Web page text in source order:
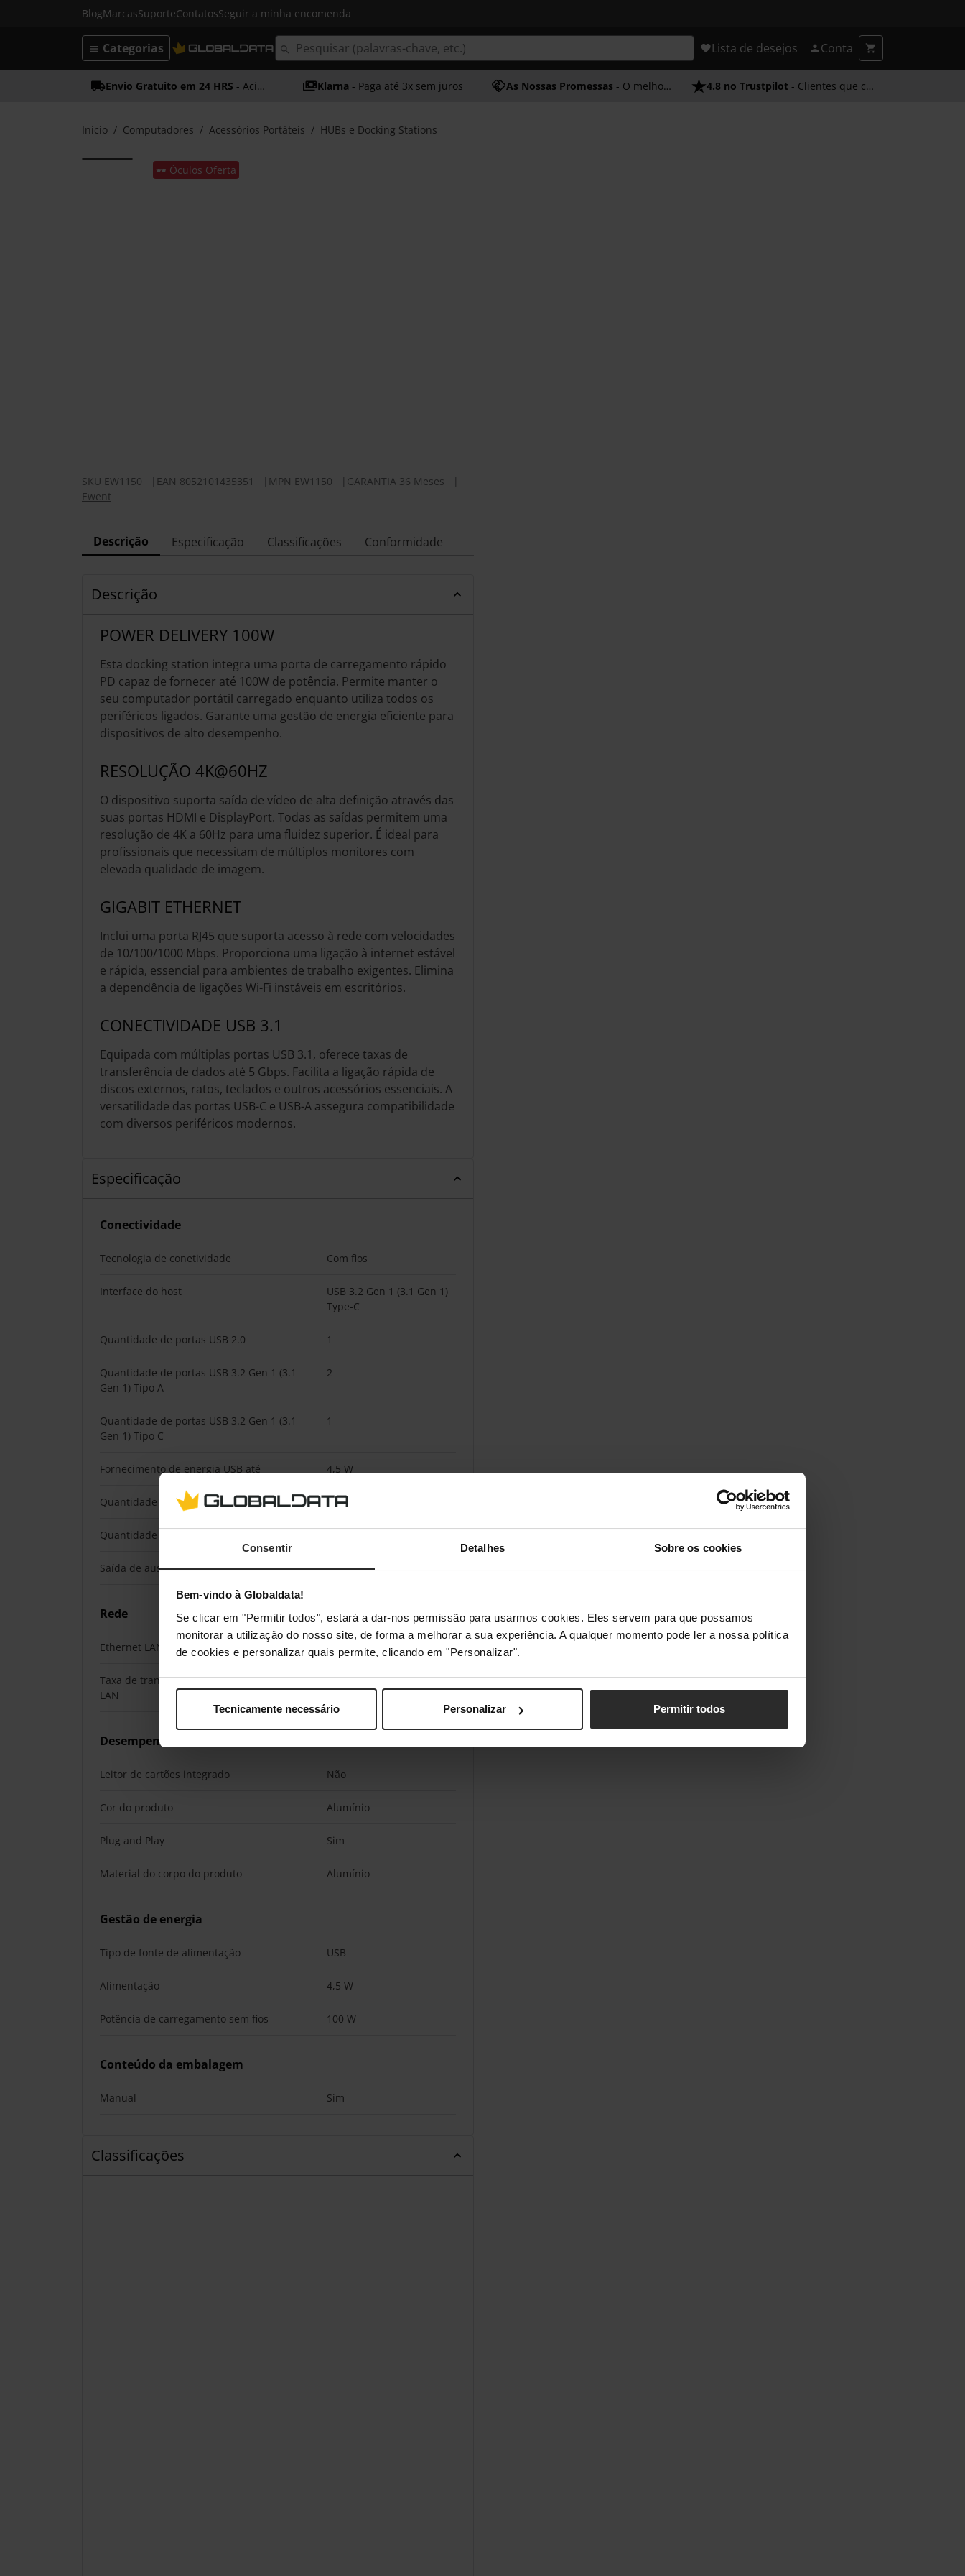
Consentir Detalhes Sobre os cookies
Bem-vindo à Globaldata!
Se clicar em "Permitir todos", estará a dar-nos permissão para usarmos cookies. Eles servem para que possamos
monitorar a utilização do nosso site, de forma a melhorar a sua experiência. A qualquer momento pode ler a nossa política
de cookies e personalizar quais permite, clicando em "Personalizar".
Tecnicamente necessário Personalizar Permitir todos
BlogMarcasSuporteContatosSeguir a minha encomenda
Lista de desejos Conta
Categorias
Envio Gratuito em 24 HRS - Acima dos 50€ Klarna - Paga até 3x sem juros As Nossas Promessas - O melhor atendimento 4.8 no Trustpilot - Clientes que confiam em nós
Início Computadores Acessórios Portáteis HUBs e Docking Stations
🕶️ Óculos Oferta
SKU EW1150 EAN 8052101435351 MPN EW1150 GARANTIA 36 Meses
Ewent
Descrição Especificação Classificações Conformidade
Descrição
POWER DELIVERY 100W
Esta docking station integra uma porta de carregamento rápido
PD capaz de fornecer até 100W de potência. Permite manter o
seu computador portátil carregado enquanto utiliza todos os
periféricos ligados. Garante uma gestão de energia eficiente para
dispositivos de alto desempenho.
RESOLUÇÃO 4K@60HZ
O dispositivo suporta saída de vídeo de alta definição através das
suas portas HDMI e DisplayPort. Todas as saídas permitem uma
resolução de 4K a 60Hz para uma fluidez superior. É ideal para
profissionais que necessitam de múltiplos monitores com
elevada qualidade de imagem.
GIGABIT ETHERNET
Inclui uma porta RJ45 que suporta acesso à rede com velocidades
de 10/100/1000 Mbps. Proporciona uma ligação à internet estável
e rápida, essencial para ambientes de trabalho exigentes. Elimina
a dependência de ligações Wi-Fi instáveis em escritórios.
CONECTIVIDADE USB 3.1
Equipada com múltiplas portas USB 3.1, oferece taxas de
transferência de dados até 5 Gbps. Facilita a ligação rápida de
discos externos, ratos, teclados e outros acessórios essenciais. A
versatilidade das portas USB-C e USB-A assegura compatibilidade
com diversos periféricos modernos.
Especificação
Conectividade
Tecnologia de conetividade Com fios
Interface do host
USB 3.2 Gen 1 (3.1 Gen 1)
Type-C
Quantidade de portas USB 2.0 1
Quantidade de portas USB 3.2 Gen 1 (3.1
Gen 1) Tipo A
2
Quantidade de portas USB 3.2 Gen 1 (3.1
Gen 1) Tipo C
1
Fornecimento de energia USB até 4,5 W
Quantidade de portas HDMI 2
Quantidade de portas DisplayPort
Saída de auscultadores 1
Rede
Ethernet LAN Sim
Taxa de transferência de dados Ethernet
LAN
10,100,1000 Mbit/s
Desempenho
Leitor de cartões integrado Não
Cor do produto Alumínio
Plug and Play Sim
Material do corpo do produto Alumínio
Gestão de energia
Tipo de fonte de alimentação USB
Alimentação 4,5 W
Potência de carregamento sem fios 100 W
Conteúdo da embalagem
Manual Sim
Classificações